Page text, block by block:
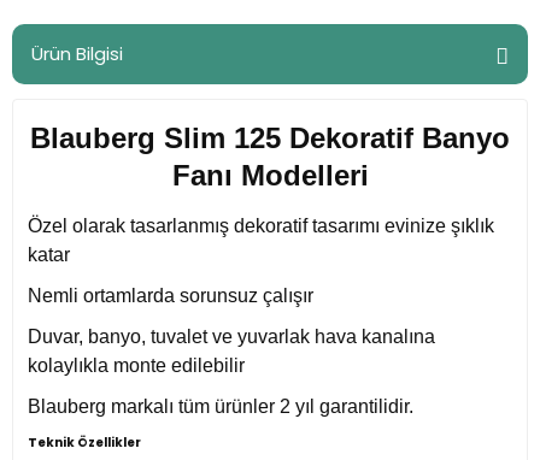
Ürün Bilgisi
Blauberg Slim 125 Dekoratif Banyo
Fanı Modelleri
Özel olarak tasarlanmış dekoratif tasarımı evinize şıklık
katar
Nemli ortamlarda sorunsuz çalışır
Duvar, banyo, tuvalet ve yuvarlak hava kanalına
kolaylıkla monte edilebilir
Blauberg markalı tüm ürünler 2 yıl garantilidir.
Teknik Özellikler